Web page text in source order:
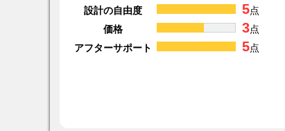
設計の自由度
5点
価格
3点
アフターサポート
5点